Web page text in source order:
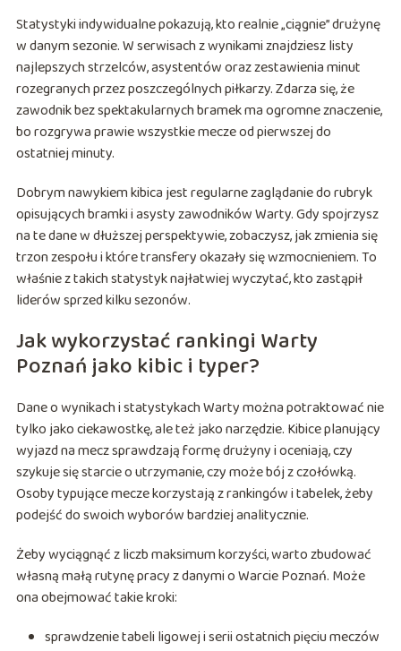
Statystyki indywidualne pokazują, kto realnie „ciągnie” drużynę
w danym sezonie. W serwisach z wynikami znajdziesz listy
najlepszych strzelców, asystentów oraz zestawienia minut
rozegranych przez poszczególnych piłkarzy. Zdarza się, że
zawodnik bez spektakularnych bramek ma ogromne znaczenie,
bo rozgrywa prawie wszystkie mecze od pierwszej do
ostatniej minuty.
Dobrym nawykiem kibica jest regularne zaglądanie do rubryk
opisujących bramki i asysty zawodników Warty. Gdy spojrzysz
na te dane w dłuższej perspektywie, zobaczysz, jak zmienia się
trzon zespołu i które transfery okazały się wzmocnieniem. To
właśnie z takich statystyk najłatwiej wyczytać, kto zastąpił
liderów sprzed kilku sezonów.
Jak wykorzystać rankingi Warty
Poznań jako kibic i typer?
Dane o wynikach i statystykach Warty można potraktować nie
tylko jako ciekawostkę, ale też jako narzędzie. Kibice planujący
wyjazd na mecz sprawdzają formę drużyny i oceniają, czy
szykuje się starcie o utrzymanie, czy może bój z czołówką.
Osoby typujące mecze korzystają z rankingów i tabelek, żeby
podejść do swoich wyborów bardziej analitycznie.
Żeby wyciągnąć z liczb maksimum korzyści, warto zbudować
własną małą rutynę pracy z danymi o Warcie Poznań. Może
ona obejmować takie kroki:
sprawdzenie tabeli ligowej i serii ostatnich pięciu meczów